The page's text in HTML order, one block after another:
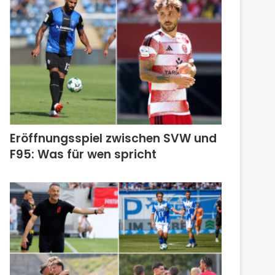
Eröffnungsspiel zwischen SVW und
F95: Was für wen spricht